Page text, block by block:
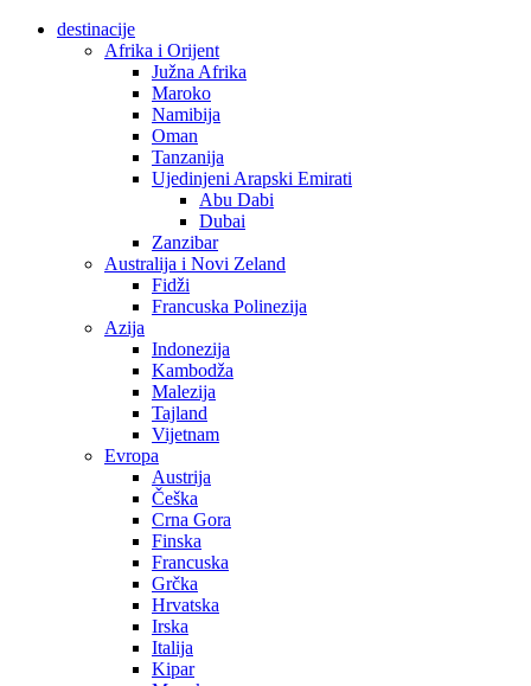
destinacije
Afrika i Orijent
Južna Afrika
Maroko
Namibija
Oman
Tanzanija
Ujedinjeni Arapski Emirati
Abu Dabi
Dubai
Zanzibar
Australija i Novi Zeland
Fidži
Francuska Polinezija
Azija
Indonezija
Kambodža
Malezija
Tajland
Vijetnam
Evropa
Austrija
Češka
Crna Gora
Finska
Francuska
Grčka
Hrvatska
Irska
Italija
Kipar